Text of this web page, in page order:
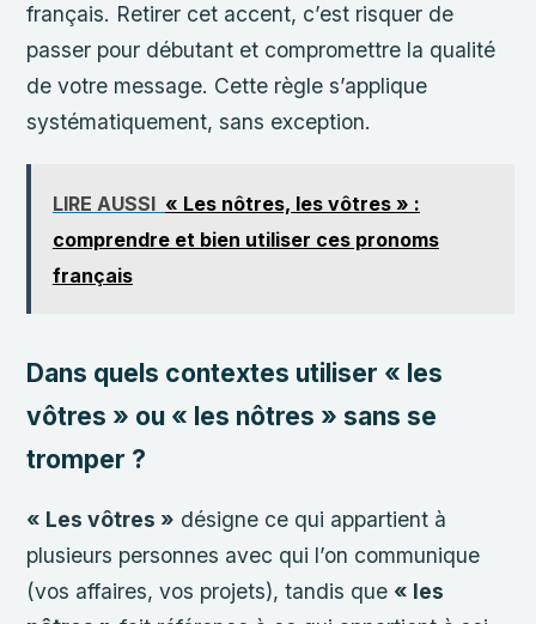
français. Retirer cet accent, c’est risquer de
passer pour débutant et compromettre la qualité
de votre message. Cette règle s’applique
systématiquement, sans exception.
LIRE AUSSI « Les nôtres, les vôtres » :
comprendre et bien utiliser ces pronoms
français
Dans quels contextes utiliser « les
vôtres » ou « les nôtres » sans se
tromper ?
« Les vôtres » désigne ce qui appartient à
plusieurs personnes avec qui l’on communique
(vos affaires, vos projets), tandis que « les